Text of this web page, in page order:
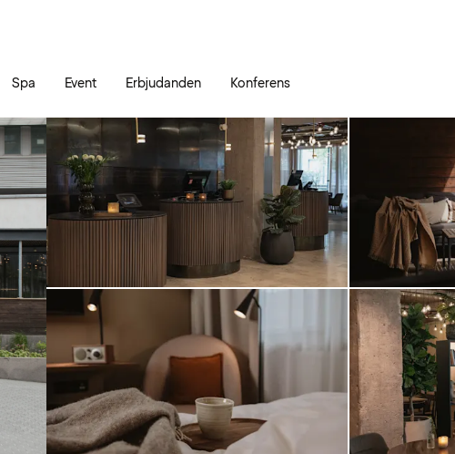
Spa Event Erbjudanden Konferens